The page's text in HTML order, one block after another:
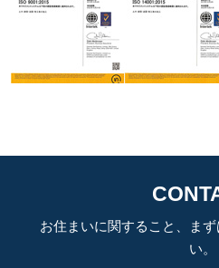
お住まいに関すること、ま
い。